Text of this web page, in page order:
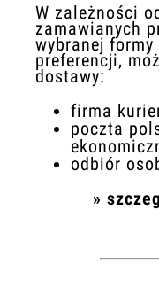
W zależności
zamawianych
wybranej formy
preferencji,
dostawy:
firma
poczta
odbiór
»